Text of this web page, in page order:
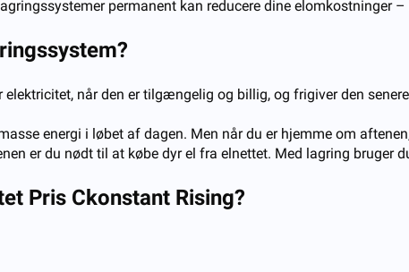
permanent kan reducere dine elomkostninger
elektricitet, når den er tilgængelig og billig, og frigiver den
energi i løbet af dagen. Men når du er hjemme om
er du nødt til at købe dyr el fra elnettet. Med lagring bruger
Pris Ckonstant Rising?